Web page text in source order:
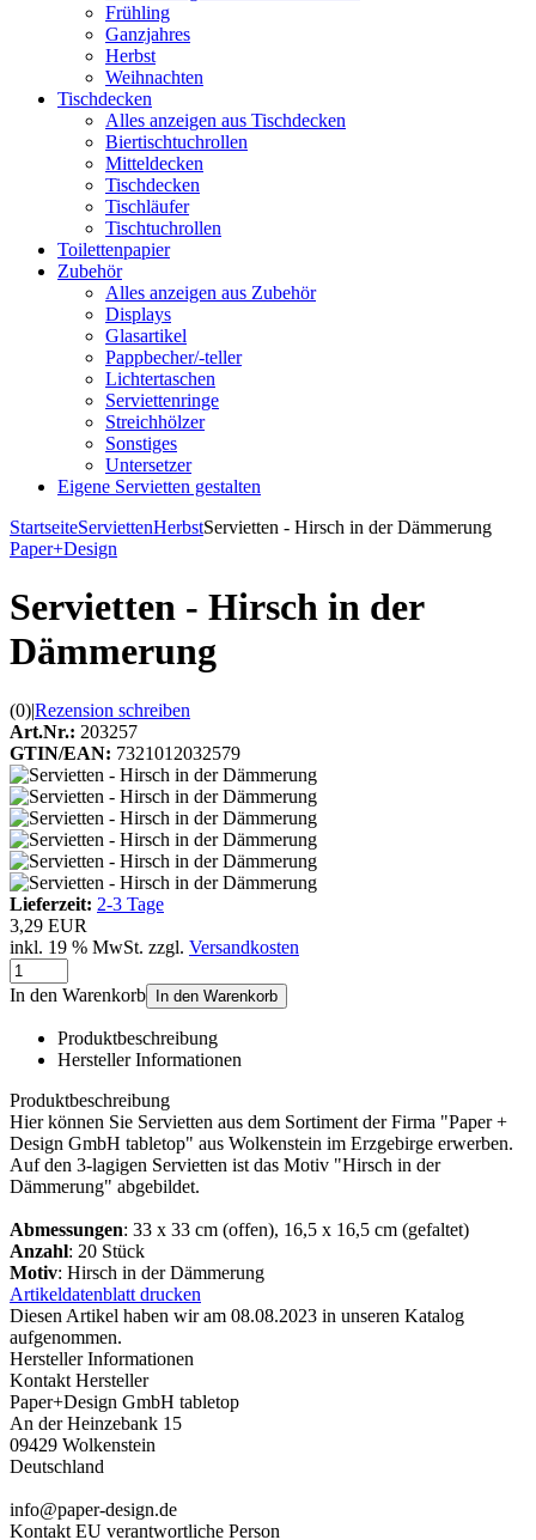
Frühling
Ganzjahres
Herbst
Weihnachten
Tischdecken
Alles anzeigen aus Tischdecken
Biertischtuchrollen
Mitteldecken
Tischdecken
Tischläufer
Tischtuchrollen
Toilettenpapier
Zubehör
Alles anzeigen aus Zubehör
Displays
Glasartikel
Pappbecher/-teller
Lichtertaschen
Serviettenringe
Streichhölzer
Sonstiges
Untersetzer
Eigene Servietten gestalten
StartseiteServiettenHerbstServietten - Hirsch in der Dämmerung
Paper+Design
Servietten - Hirsch in der
Dämmerung
(0)|Rezension schreiben
Art.Nr.: 203257
GTIN/EAN: 7321012032579
Lieferzeit: 2-3 Tage
3,29 EUR
inkl. 19 % MwSt. zzgl. Versandkosten
In den Warenkorb In den Warenkorb
Produktbeschreibung
Hersteller Informationen
Produktbeschreibung
Hier können Sie Servietten aus dem Sortiment der Firma "Paper +
Design GmbH tabletop" aus Wolkenstein im Erzgebirge erwerben.
Auf den 3-lagigen Servietten ist das Motiv "Hirsch in der
Dämmerung" abgebildet.
Abmessungen: 33 x 33 cm (offen), 16,5 x 16,5 cm (gefaltet)
Anzahl: 20 Stück
Motiv: Hirsch in der Dämmerung
Artikeldatenblatt drucken
Diesen Artikel haben wir am 08.08.2023 in unseren Katalog
aufgenommen.
Hersteller Informationen
Kontakt Hersteller
Paper+Design GmbH tabletop
An der Heinzebank 15
09429 Wolkenstein
Deutschland
info@paper-design.de
Kontakt EU verantwortliche Person